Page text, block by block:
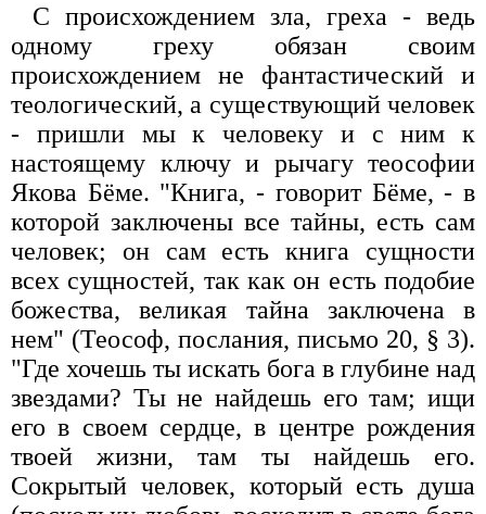
С происхождением зла, греха - ведь
одному греху обязан своим
происхождением не фантастический и
теологический, а существующий человек
- пришли мы к человеку и с ним к
настоящему ключу и рычагу теософии
Якова Бёме. "Книга, - говорит Бёме, - в
которой заключены все тайны, есть сам
человек; он сам есть книга сущности
всех сущностей, так как он есть подобие
божества, великая тайна заключена в
нем" (Теософ, послания, письмо 20, § 3).
"Где хочешь ты искать бога в глубине над
звездами? Ты не найдешь его там; ищи
его в своем сердце, в центре рождения
твоей жизни, там ты найдешь его.
Сокрытый человек, который есть душа